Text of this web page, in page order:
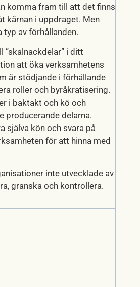
komma fram till att det finns
kärnan i uppdraget. Men
typ av förhållanden.
i ditt
att öka verksamhetens
är stödjande i förhållande
roller och byråkratisering.
i baktakt och kö och
producerande delarna.
själva kön och svara på
för att hinna med
inte utvecklade av
granska och kontrollera.